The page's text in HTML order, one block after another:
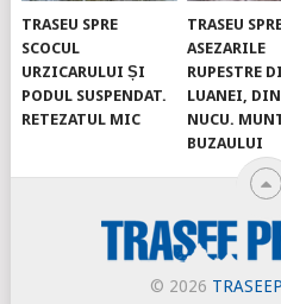
TRASEU SPRE
SCOCUL
URZICARULUI ȘI
PODUL SUSPENDAT.
RETEZATUL MIC
TRASEU
ASEZARILE
RUPESTRE
LUANEI,
NUCU.
BUZAULUI
© 2026